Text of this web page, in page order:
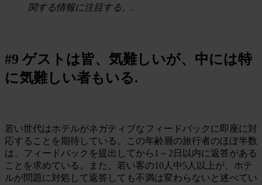
関する情報に注目する。.
#9 ゲストは皆、気難しいが、中には特
に気難しい者もいる.
若い世代はホテルがネガティブなフィードバックに即座に対
応することを期待している。この年齢層の旅行者のほぼ半数
は、フィードバックを提出してから1～2日以内に返答がある
ことを求めている。また、若い客の10人中5人以上が、ホテ
ルが問題に対処して返答しても不満は変わらないと述べてい